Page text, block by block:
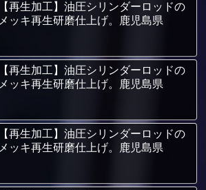
【再生加工】油圧シリンダーロッドの
メッキ再生研磨仕上げ。鹿児島県
【再生加工】油圧シリンダーロッドの
メッキ再生研磨仕上げ。鹿児島県
【再生加工】油圧シリンダーロッドの
メッキ再生研磨仕上げ。鹿児島県